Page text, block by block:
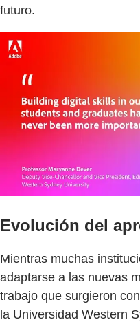
futuro.
Evolución del
Mientras muchas
adaptarse a las nuevas
trabajo que surgieron
la Universidad Western